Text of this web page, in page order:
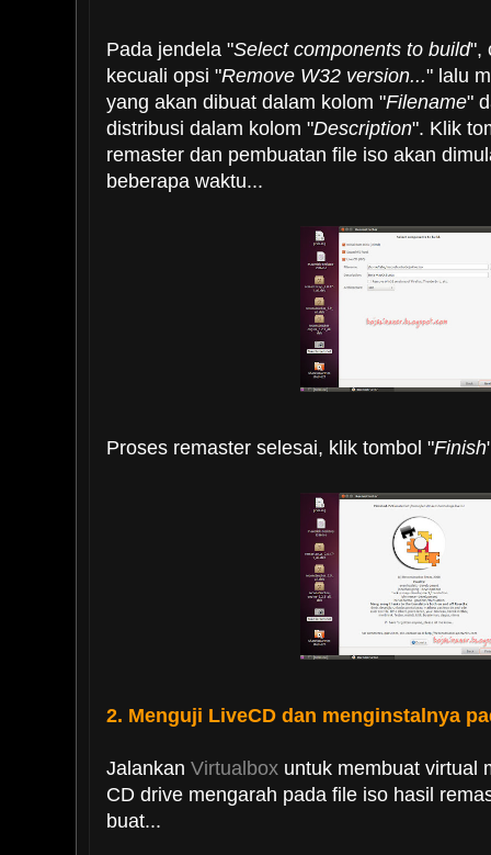
Pada jendela "Select components to build",
kecuali opsi "Remove W32 version..." lalu
yang akan dibuat dalam kolom "Filename"
distribusi dalam kolom "Description". Klik
remaster dan pembuatan file iso akan
beberapa waktu...
Proses remaster selesai, klik tombol "Finish
2. Menguji LiveCD dan menginstalnya
Jalankan Virtualbox untuk membuat virtual
CD drive mengarah pada file iso hasil
buat...